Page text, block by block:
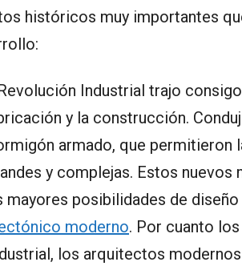
históricos muy importantes
Industrial trajo
y la construcción.
armado, que permitieron
y complejas. Estos nuevos
posibilidades de
moderno. Por cuanto
los arquitectos